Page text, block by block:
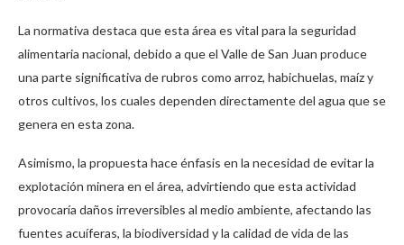
La normativa destaca que esta área es vital para la seguridad
alimentaria nacional, debido a que el Valle de San Juan produce
una parte significativa de rubros como arroz, habichuelas, maíz y
otros cultivos, los cuales dependen directamente del agua que se
genera en esta zona.
Asimismo, la propuesta hace énfasis en la necesidad de evitar la
explotación minera en el área, advirtiendo que esta actividad
provocaría daños irreversibles al medio ambiente, afectando las
fuentes acuíferas, la biodiversidad y la calidad de vida de las